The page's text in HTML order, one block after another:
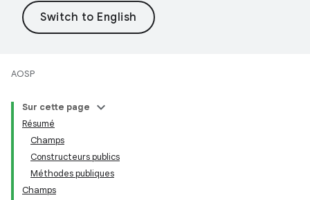
AOSP
Sur cette page
Résumé
Champs
Constructeurs publics
Méthodes publiques
Champs